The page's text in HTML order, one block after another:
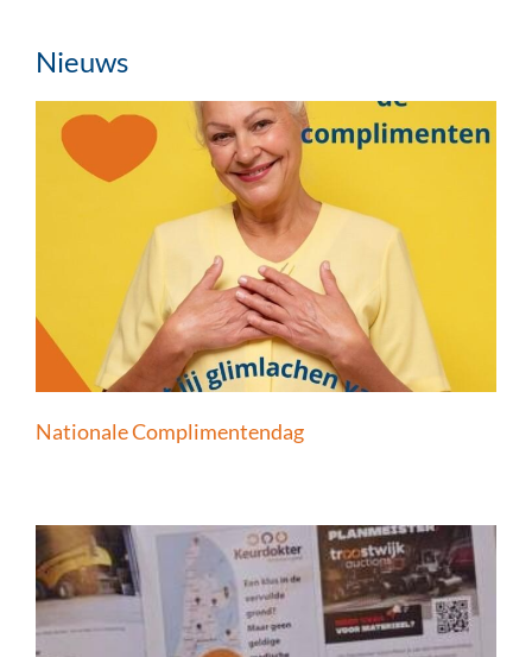
Nieuws
Nationale Complimentendag